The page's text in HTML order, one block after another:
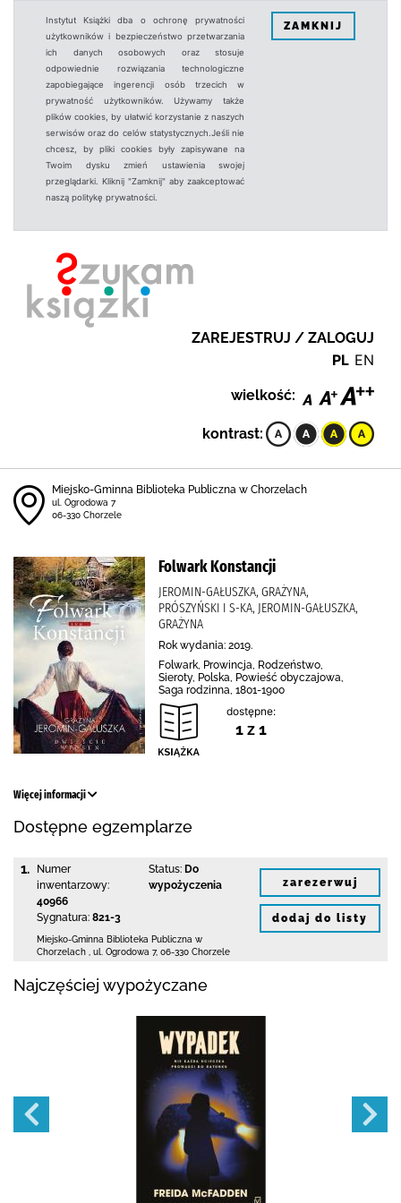
Instytut Książki dba o ochronę prywatności
użytkowników i bezpieczeństwo przetwarzania
ich danych osobowych oraz stosuje
odpowiednie rozwiązania technologiczne
zapobiegające ingerencji osób trzecich w
prywatność użytkowników. Używamy także
plików cookies, by ułatwić korzystanie z naszych
serwisów oraz do celów statystycznych.Jeśli nie
chcesz, by pliki cookies były zapisywane na
Twoim dysku zmień ustawienia swojej
przeglądarki. Kliknij "Zamknij" aby zaakceptować
naszą politykę prywatności.
ZAMKNIJ
ZAREJESTRUJ / ZALOGUJ
PL EN
wielkość:
kontrast:
Miejsko-Gminna Biblioteka Publiczna w Chorzelach
ul. Ogrodowa 7
06-330 Chorzele
Folwark Konstancji
JEROMIN-GAŁUSZKA, GRAŻYNA,
PRÓSZYŃSKI I S-KA, JEROMIN-GAŁUSZKA,
GRAŻYNA
Rok wydania: 2019.
Folwark, Prowincja, Rodzeństwo,
Sieroty, Polska, Powieść obyczajowa,
Saga rodzinna, 1801-1900
dostępne:
1 z 1
Więcej informacji
Dostępne egzemplarze
1.
Numer
inwentarzowy:
40966
Sygnatura: 821-3
Status: Do
wypożyczenia
Miejsko-Gminna Biblioteka Publiczna w
Chorzelach
ul. Ogrodowa 7, 06-330 Chorzele
zarezerwuj
dodaj do listy
Najczęściej wypożyczane